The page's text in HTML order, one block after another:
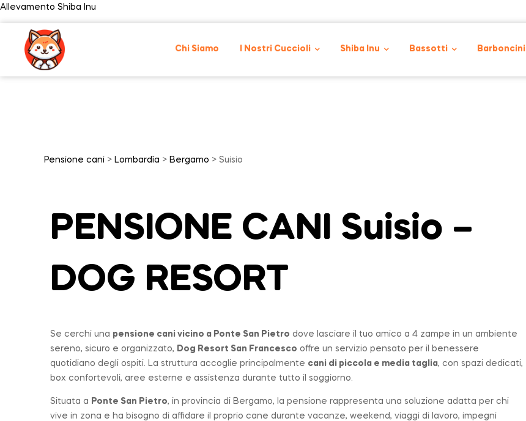
Allevamento Shiba Inu
Chi Siamo I Nostri Cuccioli Shiba Inu Bassotti Barboncini
Pensione cani > Lombardía > Bergamo > Suisio
PENSIONE CANI Suisio –
DOG RESORT
Se cerchi una pensione cani vicino a Ponte San Pietro dove lasciare il tuo amico a 4 zampe in un ambiente
sereno, sicuro e organizzato, Dog Resort San Francesco offre un servizio pensato per il benessere
quotidiano degli ospiti. La struttura accoglie principalmente cani di piccola e media taglia, con spazi dedicati,
box confortevoli, aree esterne e assistenza durante tutto il soggiorno.
Situata a Ponte San Pietro, in provincia di Bergamo, la pensione rappresenta una soluzione adatta per chi
vive in zona e ha bisogno di affidare il proprio cane durante vacanze, weekend, viaggi di lavoro, impegni